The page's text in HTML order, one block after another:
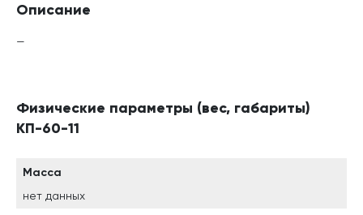
Описание
—
Физические параметры (вес, габариты)
КП-60-11
Масса
нет данных